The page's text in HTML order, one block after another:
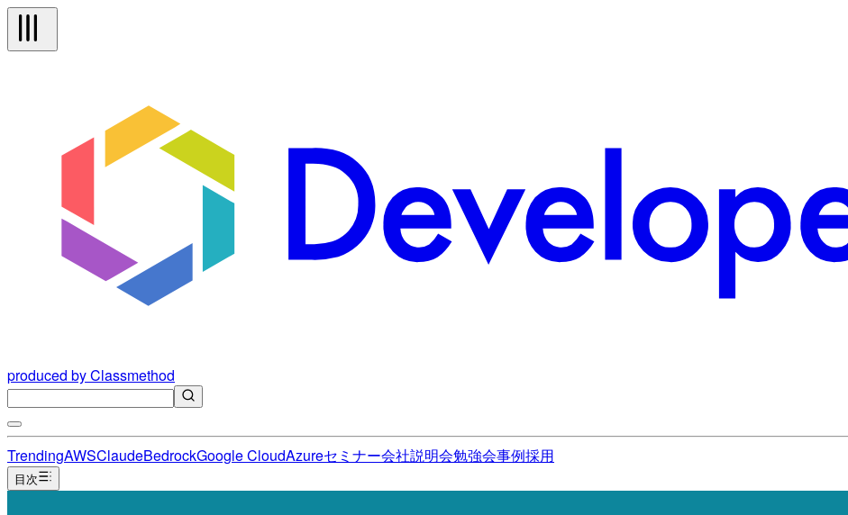
produced by Classmethod
TrendingAWSClaudeBedrockGoogle CloudAzureセミナー会社説明会勉強会事例採用
目次